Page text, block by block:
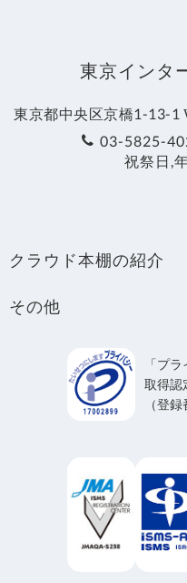
東京インタ
東京都中央区京橋1-13-
03-5825-
祝祭日,
クラウド本棚の紹介
TOPICS
導入事例
関連サービス
よくあるご質問
資料請求・お問い合
その他
個人情報の取り扱い
利用規約
サービス稼働状況
「プ
取得認
（登